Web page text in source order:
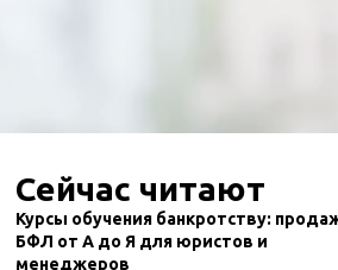
Сейчас читают
Курсы обучения банкротству:
БФЛ от А до Я для юристов и
менеджеров